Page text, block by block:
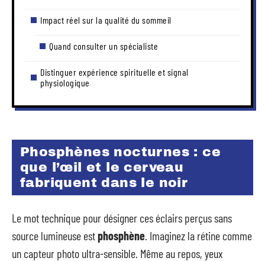
Impact réel sur la qualité du sommeil
Quand consulter un spécialiste
Distinguer expérience spirituelle et signal
physiologique
Phosphènes nocturnes : ce
que l’œil et le cerveau
fabriquent dans le noir
Le mot technique pour désigner ces éclairs perçus sans
source lumineuse estphosphène . Imaginez la rétine comme
un capteur photo ultra-sensible. Même au repos, yeux